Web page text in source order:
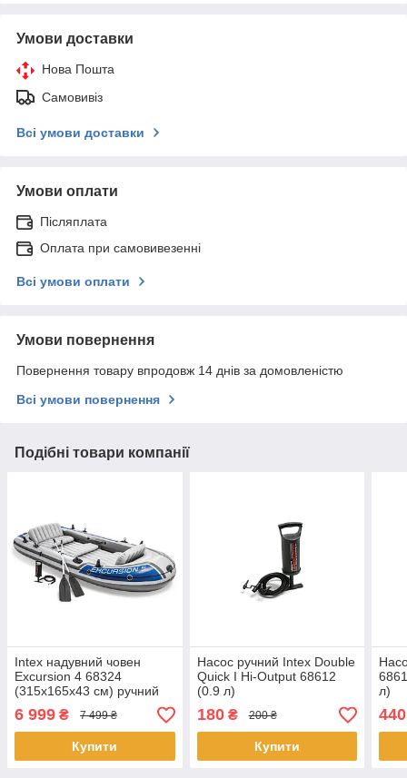
Умови доставки
Нова Пошта
Самовивіз
Всі умови доставки
Умови оплати
Післяплата
Оплата при самовивезенні
Всі умови оплати
Умови повернення
Повернення товару впродовж 14 днів за домовленістю
Всі умови повернення
Подібні товари компанії
Intex надувний човен
Excursion 4 68324
(315х165х43 см) ручний
насос 1.7л, весла 2шт.
6 999 ₴ 7 499 ₴
Купити
Насос ручний Intex Double
Quick I Hi-Output 68612
(0.9 л)
180₴ 200 ₴
Купити
л)
440